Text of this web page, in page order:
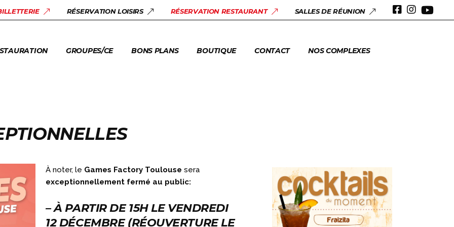
RÉSERVATION LOISIRS RÉSERVATION RESTAURANT SALLES DE RÉUNION
GROUPES/CE
CENTRES DE LOISIRS
ASSOCIATIONS
BONS PLANS BOUTIQUE CONTACT NOS COMPLEXES
URBEX
SALLES DE RÉUNION
CENTRES DE LOISIRS
BONS PLANS
LOISIRS & ANNIVERSAIRES
À noter, le Games Factory Toulouse sera
exceptionnellement fermé au public:
–À PARTIR DE15HLEVENDREDI
12 DÉCEMBRE(RÉOUVERTURE LE